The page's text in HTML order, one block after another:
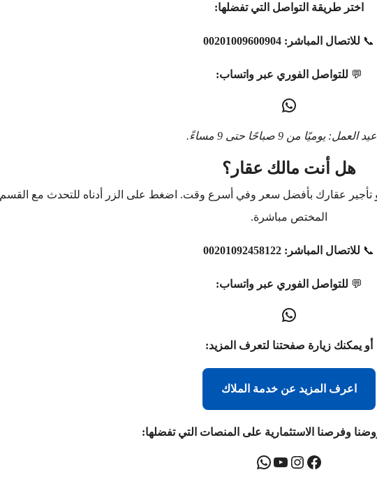
اختر طريقة التواصل التي تفضلها:
📞 للاتصال المباشر: 00201009600904
💬 للتواصل الفوري عبر واتساب:
العمل: يوميًا من 9 صباحًا حتى 9 مساءً.
هل أنت مالك عقار؟
تأجير عقارك بأفضل سعر وفي أسرع وقت. اضغط على الزر أدناه للتحدث مع القسم
المختص مباشرة.
📞 للاتصال المباشر: 00201092458122
💬 للتواصل الفوري عبر واتساب:
أو يمكنك زيارة صفحتنا لتعرف المزيد:
اعرف المزيد عن خدمة الملاك
وفرصنا الاستثمارية على المنصات التي تفضلها: